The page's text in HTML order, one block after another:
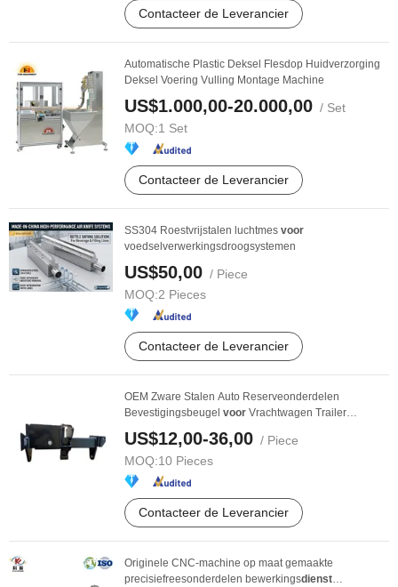
Contacteer de Leverancier
Automatische Plastic Deksel Flesdop Huidverzorging
Deksel Voering Vulling Montage Machine
US$1.000,00-20.000,00 / Set
MOQ:1 Set
Contacteer de Leverancier
SS304 Roestvrijstalen luchtmes voor
voedselverwerkingsdroogsystemen
US$50,00 / Piece
MOQ:2 Pieces
Contacteer de Leverancier
OEM Zware Stalen Auto Reserveonderdelen
Bevestigingsbeugel voor Vrachtwagen Trailer
Systemen ...
US$12,00-36,00 / Piece
MOQ:10 Pieces
Contacteer de Leverancier
Originele CNC-machine op maat gemaakte
precisiefreesonderdelen bewerkingsdienst